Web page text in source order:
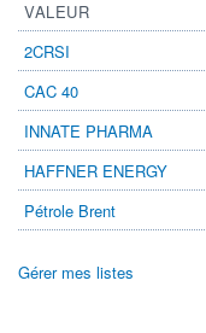
VALEUR
2CRSI
CAC 40
INNATE PHARMA
HAFFNER ENERGY
Pétrole Brent
Gérer mes listes